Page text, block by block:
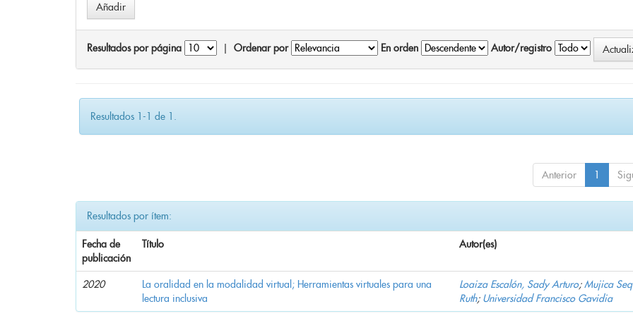
Resultados por página Ordenar por En orden Autor/registro
Resultados 1-1 de 1.
Anterior 1
Resultados por ítem:
Fecha de
publicación
Título Autor(es)
2020
La oralidad en la modalidad virtual; Herramientas virtuales para una
lectura inclusiva
Loaiza Escalón, Sady Arturo;Mujica
Ruth; Universidad Francisco Gavidia